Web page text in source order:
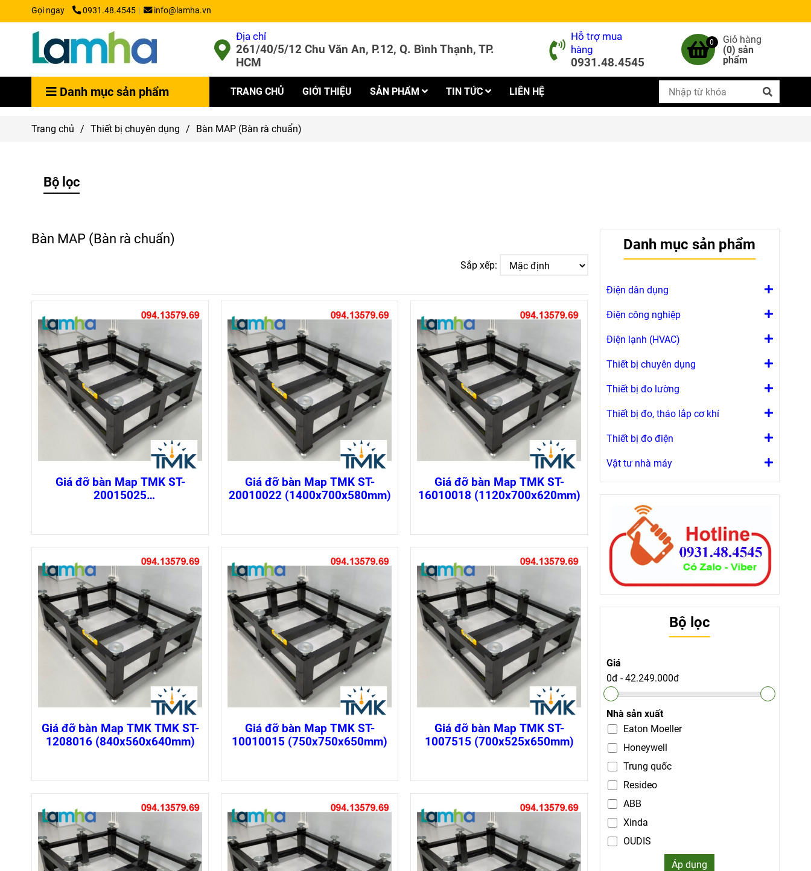
Gọi ngay 0931.48.4545 info@lamha.vn
Địa chỉ
261/40/5/12 Chu Văn An, P.12, Q. Bình Thạnh, TP.
HCM
Hỗ trợ mua
hàng
0931.48.4545
0
Giỏ hàng
(0) sản
phẩm
Danh mục sản phẩm TRANG CHỦ GIỚI THIỆU SẢN PHẨM TIN TỨC LIÊN HỆ
Trang chủ / Thiết bị chuyên dụng / Bàn MAP (Bàn rà chuẩn)
Bộ lọc
Bàn MAP (Bàn rà chuẩn)
Sắp xếp:
Giá đỡ bàn Map TMK ST-
20015025
Giá đỡ bàn Map TMK ST-
20010022 (1400x700x580mm)
Giá đỡ bàn Map TMK ST-
16010018 (1120x700x620mm)
Giá đỡ bàn Map TMK TMK ST-
1208016 (840x560x640mm)
Giá đỡ bàn Map TMK ST-
10010015 (750x750x650mm)
Giá đỡ bàn Map TMK ST-
1007515 (700x525x650mm)
Danh mục sản phẩm
Điện dân dụng
Điện công nghiệp
Điện lạnh (HVAC)
Thiết bị chuyên dụng
Thiết bị đo lường
Thiết bị đo, tháo lắp cơ khí
Thiết bị đo điện
Vật tư nhà máy
Bộ lọc
Giá
0đ - 42.249.000đ
Nhà sản xuất
Eaton Moeller
Honeywell
Trung quốc
Resideo
ABB
Xinda
OUDIS
Áp dụng